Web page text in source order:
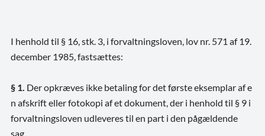
I henhold til § 16, stk. 3, i forvaltningsloven, lov nr. 571 af 19.
december 1985, fastsættes:
§ 1. Der opkræves ikke betaling for det første eksemplar af e
n afskrift eller fotokopi af et dokument, der i henhold til § 9 i
forvaltningsloven udleveres til en part i den pågældende
sag.